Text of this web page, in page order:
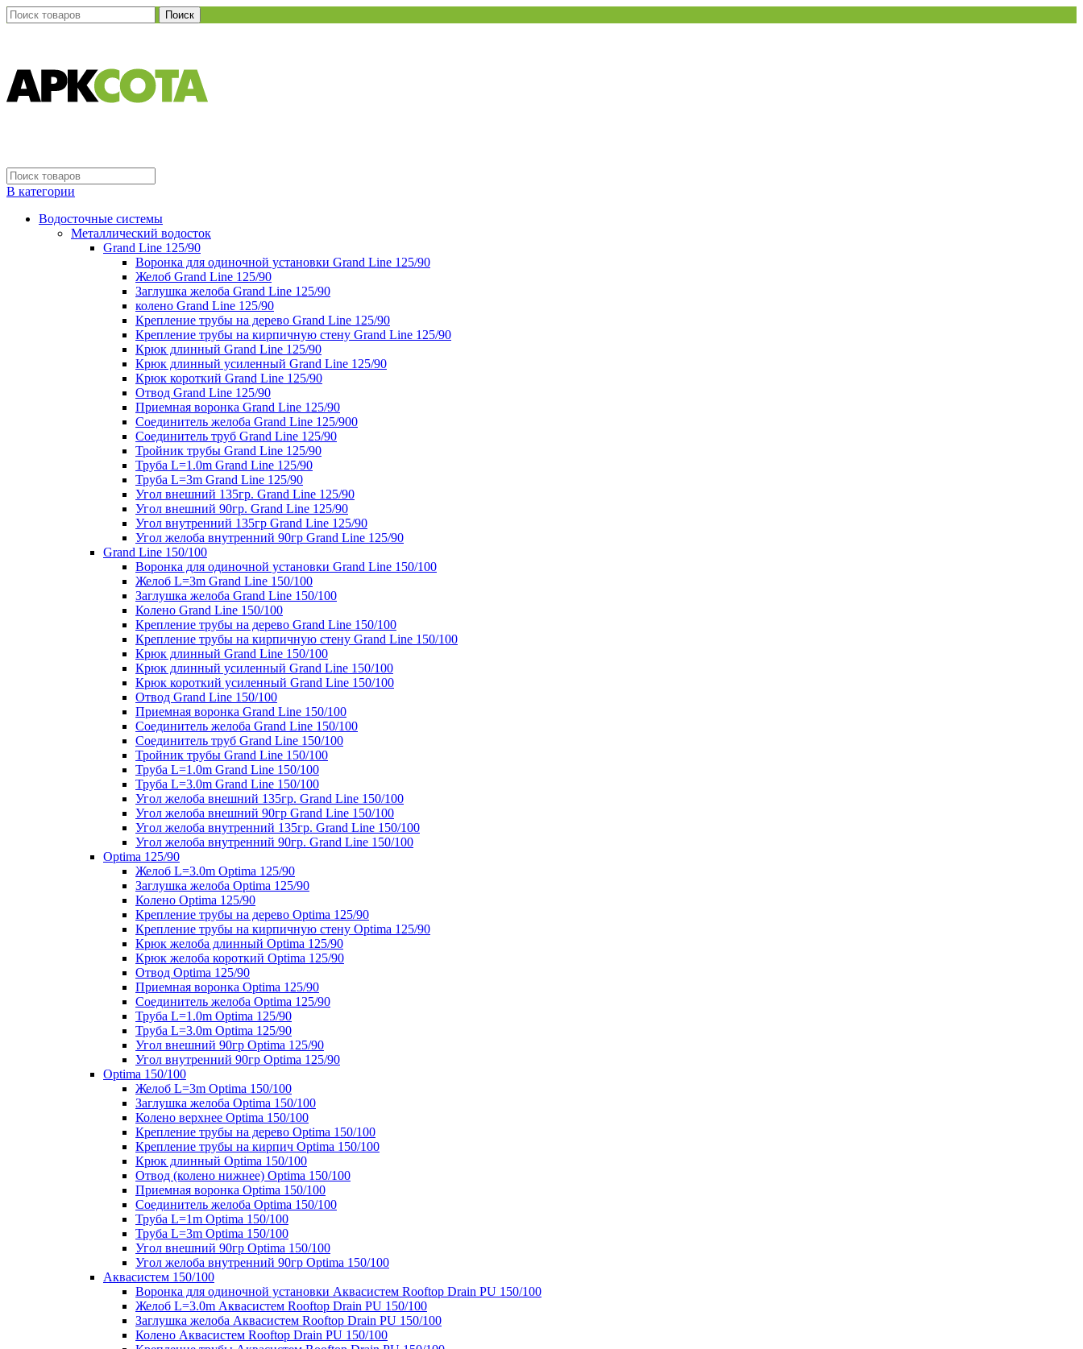
Поиск
В категории
Водосточные системы
Металлический водосток
Grand Line 125/90
Воронка для одиночной установки Grand Line 125/90
Желоб Grand Line 125/90
Заглушка желоба Grand Line 125/90
колено Grand Line 125/90
Крепление трубы на дерево Grand Line 125/90
Крепление трубы на кирпичную стену Grand Line 125/90
Крюк длинный Grand Line 125/90
Крюк длинный усиленный Grand Line 125/90
Крюк короткий Grand Line 125/90
Отвод Grand Line 125/90
Приемная воронка Grand Line 125/90
Соединитель желоба Grand Line 125/900
Соединитель труб Grand Line 125/90
Тройник трубы Grand Line 125/90
Труба L=1.0m Grand Line 125/90
Труба L=3m Grand Line 125/90
Угол внешний 135гр. Grand Line 125/90
Угол внешний 90гр. Grand Line 125/90
Угол внутренний 135гр Grand Line 125/90
Угол желоба внутренний 90гр Grand Line 125/90
Grand Line 150/100
Воронка для одиночной установки Grand Line 150/100
Желоб L=3m Grand Line 150/100
Заглушка желоба Grand Line 150/100
Колено Grand Line 150/100
Крепление трубы на дерево Grand Line 150/100
Крепление трубы на кирпичную стену Grand Line 150/100
Крюк длинный Grand Line 150/100
Крюк длинный усиленный Grand Line 150/100
Крюк короткий усиленный Grand Line 150/100
Отвод Grand Line 150/100
Приемная воронка Grand Line 150/100
Соединитель желоба Grand Line 150/100
Соединитель труб Grand Line 150/100
Тройник трубы Grand Line 150/100
Труба L=1.0m Grand Line 150/100
Труба L=3.0m Grand Line 150/100
Угол желоба внешний 135гр. Grand Line 150/100
Угол желоба внешний 90гр Grand Line 150/100
Угол желоба внутренний 135гр. Grand Line 150/100
Угол желоба внутренний 90гр. Grand Line 150/100
Optima 125/90
Желоб L=3.0m Optima 125/90
Заглушка желоба Optima 125/90
Колено Optima 125/90
Крепление трубы на дерево Optima 125/90
Крепление трубы на кирпичную стену Optima 125/90
Крюк желоба длинный Optima 125/90
Крюк желоба короткий Optima 125/90
Отвод Optima 125/90
Приемная воронка Optima 125/90
Соединитель желоба Optima 125/90
Труба L=1.0m Optima 125/90
Труба L=3.0m Optima 125/90
Угол внешний 90гр Optima 125/90
Угол внутренний 90гр Optima 125/90
Optima 150/100
Желоб L=3m Optima 150/100
Заглушка желоба Optima 150/100
Колено верхнее Optima 150/100
Крепление трубы на дерево Optima 150/100
Крепление трубы на кирпич Optima 150/100
Крюк длинный Optima 150/100
Отвод (колено нижнее) Optima 150/100
Приемная воронка Optima 150/100
Соединитель желоба Optima 150/100
Труба L=1m Optima 150/100
Труба L=3m Optima 150/100
Угол внешний 90гр Optima 150/100
Угол желоба внутренний 90гр Optima 150/100
Аквасистем 150/100
Воронка для одиночной установки Аквасистем Rooftop Drain PU 150/100
Желоб L=3.0m Аквасистем Rooftop Drain PU 150/100
Заглушка желоба Аквасистем Rooftop Drain PU 150/100
Колено Аквасистем Rooftop Drain PU 150/100